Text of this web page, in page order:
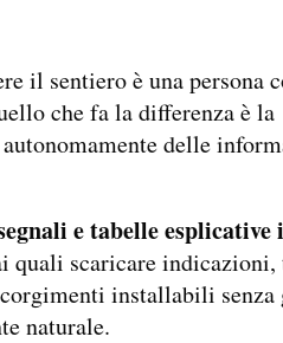
il sentiero è una persona
che fa la differenza è la
delle
e tabelle esplicative
quali scaricare indicazioni,
installabili senza
naturale.